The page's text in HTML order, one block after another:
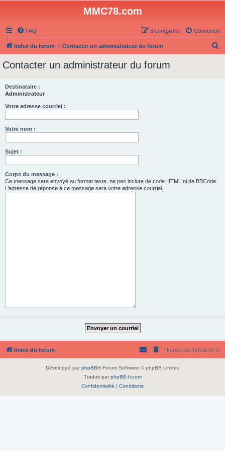
MMC78.com
FAQ Connexion
S’enregistrer
Index du forum Contacter un administrateur du forum
Contacter un administrateur du forum
Destinataire :
Administrateur
Votre adresse courriel :
Votre nom :
Sujet :
Corps du message :
Ce message sera envoyé au format texte, ne pas inclure de code HTML ni de BBCode.
L’adresse de réponse à ce message sera votre adresse courriel.
Index du forum Heures au format UTC
Développé par phpBB® Forum Software © phpBB Limited
Traduit par phpBB-fr.com
Confidentialité | Conditions